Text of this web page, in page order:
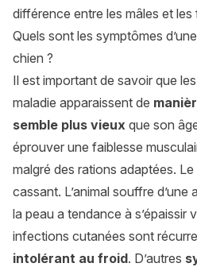
différence entre les mâles et les
Quels sont les symptômes
chien ?
Il est important de savoir que
maladie apparaissent de
semble plus vieux que son
éprouver une faiblesse
malgré des rations adaptées.
cassant. L’animal souffre
la peau a tendance à s’épaissir
infections cutanées sont
intolérant au froid. D’autres